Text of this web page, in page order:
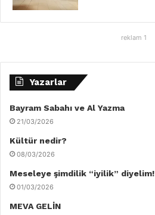
reklam 1
Yazarlar
Bayram Sabahı ve Al Yazma
21/03/2026
Kültür nedir?
08/03/2026
Meseleye şimdilik “iyilik” diyelim!
01/03/2026
MEVA GELİN